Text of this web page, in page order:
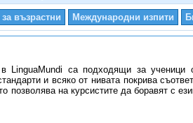
възрастни Международни изпити
LinguaMundi са подходящи за ученици
и всяко от нивата покрива
позволява на курсистите да боравят с